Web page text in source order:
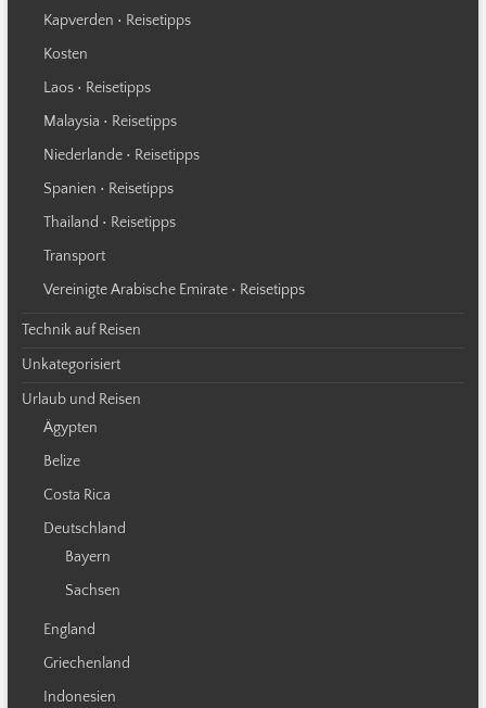
Kapverden • Reisetipps
Kosten
Laos • Reisetipps
Malaysia • Reisetipps
Niederlande • Reisetipps
Spanien • Reisetipps
Thailand • Reisetipps
Transport
Vereinigte Arabische Emirate • Reisetipps
Technik auf Reisen
Unkategorisiert
Urlaub und Reisen
Ägypten
Belize
Costa Rica
Deutschland
Bayern
Sachsen
England
Griechenland
Indonesien